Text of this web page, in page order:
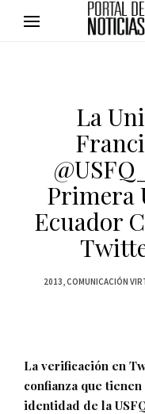
La
Primera
Ecuador
2013 COMUNICACIÓN
La verificación en
confianza que
identidad de la